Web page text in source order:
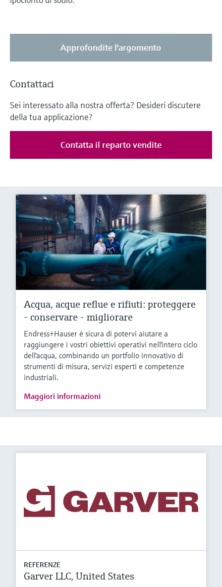
Approfondite l'argomento
Contattaci
Sei interessato alla nostra offerta? Desideri discutere
della tua applicazione?
Contatta il reparto vendite
Acqua, acque reflue e rifiuti: proteggere
- conservare - migliorare
Endress+Hauser è sicura di potervi aiutare a
raggiungere i vostri obiettivi operativi nell'intero ciclo
dell'acqua, combinando un portfolio innovativo di
strumenti di misura, servizi esperti e competenze
industriali.
Maggiori informazioni
REFERENZE
Garver LLC, United States